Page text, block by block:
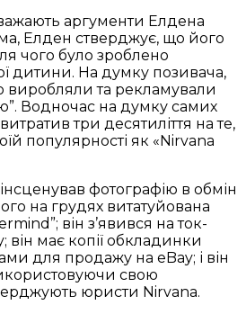
аргументи Елдена
Елден стверджує, що його
чого було зроблено
дитини. На думку позивача,
виробляли та рекламували
Водночас на думку самих
три десятиліття на те,
популярності як «Nirvana
фотографію в обмін
на грудях витатуйована
він з’явився на ток-
він має копії обкладинки
для продажу на eBay; і він
свою
юристи Nirvana.